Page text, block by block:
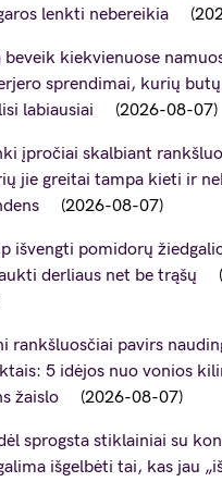
lenkti nebereikia
beveik kiekvienuose
sprendimai, kurių
labiausiai
2026-08-07
įpročiai skalbiant
jie greitai tampa kieti ir
2026-08-07
išvengti pomidorų
derliaus net be trąšų
rankšluosčiai pavirs
5 idėjos nuo vonios
žaislo
2026-08-07
sprogsta stiklainiai su
išgelbėti tai, kas jau